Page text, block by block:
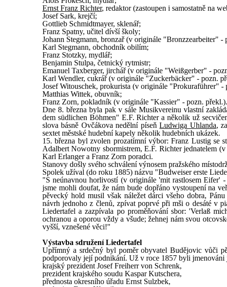
Ernst Franz Richter, redaktor (zastoupen i samostatně na
Josef Sark, krejčí;
Gottlieb Schmidtmayer, sklenář;
Franz Spatny, učitel dívší školy;
Johann Stegmann, bronzař (v originále "Bronzzearbeiter" -
Karl Stegmann, obchodník obilím;
Franz Stotzky, mydlář;
Benjamin Stulpa, četnický rytmistr;
Emanuel Taxberger, jirchář (v originále "Weißgerber" -
Karl Wendler, cukrář (v originále "Zuckerbäcker" - pozn.
Josef Witouschek, prokurista (v originále "Prokuraführer" -
Matthias Wittek, obuvník;
Franz Zorn, pokladník (v originále "Kassier" - pozn. překl.).
Dne 8. března byla pak v sále Musikvereinu vlastní
dem südlichen Böhmen" E.F. Richter a několik už
slova básně Ovčákova nedělní píseňLudwiga Uhlanda,
sextet městské hudební kapely několik hudebních ukázek.
15. března byl zvolen prozatímní výbor: Franz Lustig se
Adalbert Nowotny sbormistrem, E.F. Richter jednatelem
Karl Erlanger a Franz Zorn poradci.
Stanovy došly svého schválení výnosem pražského
Spolek užíval (do roku 1885) názvu "Budweiser erste
"S neúnavnou horlivostí (v originále 'mit rastlosem Eifer'
jsme mohli doufat, že nám bude dopřáno vystoupení na
pěvecký hold musil však náležet dárci všeho dobra,
návrh jednoho z členů, zpívat poprvé při mši o desáté v
Liedertafel a zazpívala po proměňování sbor: 'Verlaß
ochranou a oporou vždy a všude; žehnej nám svou
vyšší, vznešené věci!"
Výstavba sdružení Liedertafel
Upřímný a srdečný byl poměr obyvatel Budějovic vůči
podporovaly její podnikání. Už v roce 1857 byli jmenováni
krajský prezident Josef Freiherr von Schrenk,
prezident krajského soudu Kaspar Kutschera,
přednosta okresního úřadu Ernst Sulzbek,